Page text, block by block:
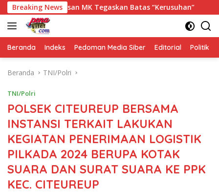
Langsung
ke
konten
Breaking News
Putusan MK Tegaskan Batas “Kerusuhan” Luar
Beranda Indeks Pedoman Media Siber Editorial Politik
Beranda TNI/Polri
TNI/Polri
POLSEK CITEUREUP BERSAMA
INSTANSI TERKAIT LAKUKAN
KEGIATAN PENERIMAAN LOGISTIK
PILKADA 2024 BERUPA KOTAK
SUARA DAN SURAT SUARA KE PPK
KEC. CITEUREUP